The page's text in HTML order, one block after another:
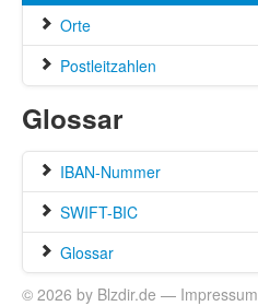
Orte
Postleitzahlen
Glossar
IBAN-Nummer
SWIFT-BIC
Glossar
© 2026 by Blzdir.de — Impressum